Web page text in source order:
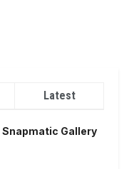
Latest
Gallery